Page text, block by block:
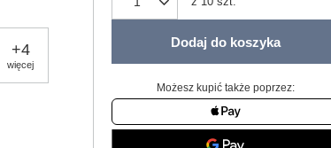
+4
więcej
Dodaj do koszyka
Możesz kupić także poprzez: